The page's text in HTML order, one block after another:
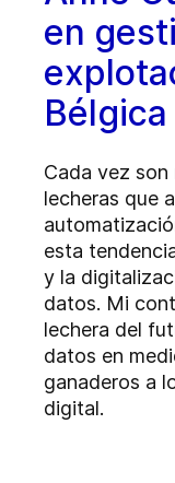
en
Bélgica
Cada vez
lecheras que
esta
y la
datos. Mi
lechera del
datos en
ganaderos a
digital.